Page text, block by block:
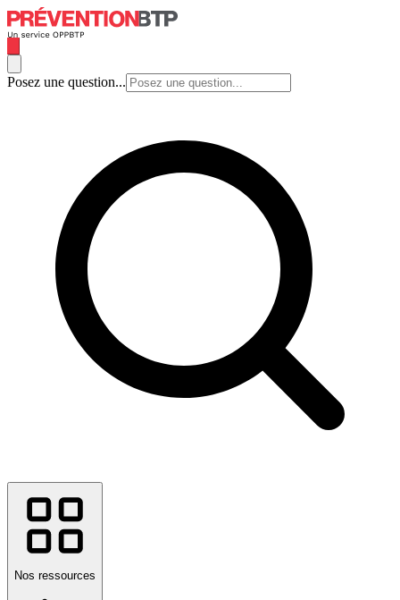
Posez une question...
Nos ressources